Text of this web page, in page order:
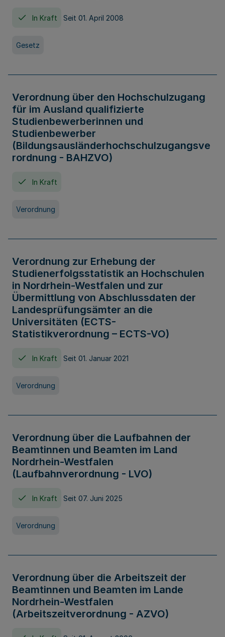
In Kraft Seit 01. April 2008
Gesetz
Verordnung über den Hochschulzugang
für im Ausland qualifizierte
Studienbewerberinnen und
Studienbewerber
(Bildungsausländerhochschulzugangsve
rordnung - BAHZVO)
In Kraft
Verordnung
Verordnung zur Erhebung der
Studienerfolgsstatistik an Hochschulen
in Nordrhein-Westfalen und zur
Übermittlung von Abschlussdaten der
Landesprüfungsämter an die
Universitäten (ECTS-
Statistikverordnung – ECTS-VO)
In Kraft Seit 01. Januar 2021
Verordnung
Verordnung über die Laufbahnen der
Beamtinnen und Beamten im Land
Nordrhein-Westfalen
(Laufbahnverordnung - LVO)
In Kraft Seit 07. Juni 2025
Verordnung
Verordnung über die Arbeitszeit der
Beamtinnen und Beamten im Lande
Nordrhein-Westfalen
(Arbeitszeitverordnung - AZVO)